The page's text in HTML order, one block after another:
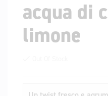
acqua di
limone